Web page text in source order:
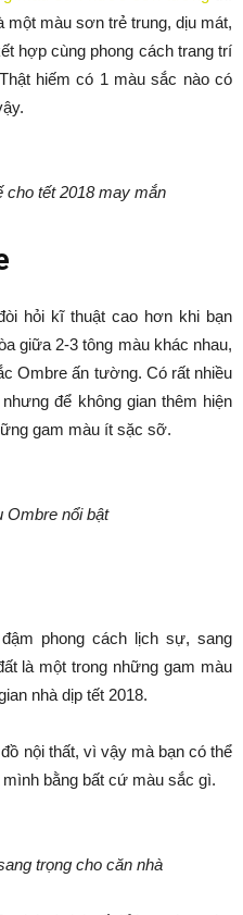
một màu sơn trẻ trung, dịu mát,
hợp cùng phong cách trang trí
hiếm có 1 màu sắc nào có
cho tết 2018 may mắn
hỏi kĩ thuật cao hơn khi bạn
giữa 2-3 tông màu khác nhau,
Ombre ấn tường. Có rất nhiều
để không gian thêm hiện
gam màu ít sặc sỡ.
Ombre nổi bật
phong cách lịch sự, sang
là một trong những gam màu
nhà dịp tết 2018.
nội thất, vì vậy mà bạn có thể
bằng bất cứ màu sắc gì.
trọng cho căn nhà